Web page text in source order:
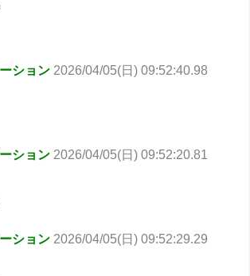
ション 2026/04/05(日) 09:52:40.98
ション 2026/04/05(日) 09:52:20.81
ション 2026/04/05(日) 09:52:29.29